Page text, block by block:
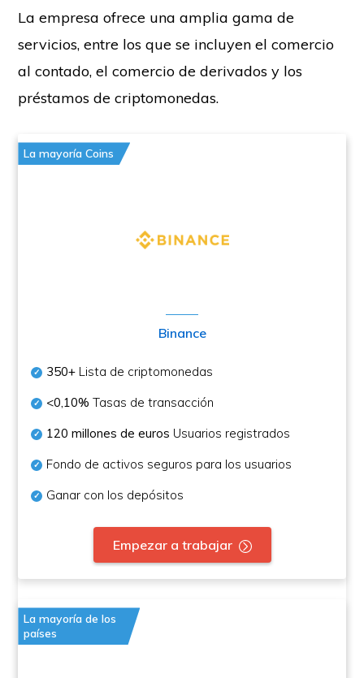
La empresa ofrece una amplia gama de
servicios, entre los que se incluyen el comercio
al contado, el comercio de derivados y los
préstamos de criptomonedas.
La mayoría Coins
Binance
350+ Lista de criptomonedas
<0,10% Tasas de transacción
120 millones de euros Usuarios registrados
Fondo de activos seguros para los usuarios
Ganar con los depósitos
Empezar a trabajar
La mayoría de los
países